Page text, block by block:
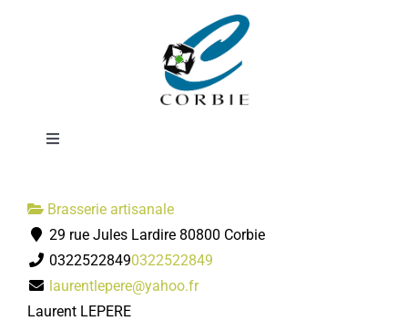
Toggle
DÉMARCHES ADMINISTRATIVES
SERVICES MUNICIPAUX
Brasserie
Picardennes
Brasserie artisanale
29 rue Jules Lardire 80800 Corbie
03225228490322522849
laurentlepere@yahoo.fr
Laurent LEPERE